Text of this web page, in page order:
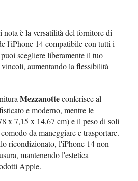
nota è la versatilità del fornitore di
l'iPhone 14 compatibile con tutti i
scegliere liberamente il tuo
aumentando la flessibilità
Mezzanotteconferisce al
e moderno, mentre le
x 7,15 x 14,67 cm) e il peso di soli
da maneggiare e trasportare.
ricondizionato, l'iPhone 14 non
mantenendo l'estetica
Apple.